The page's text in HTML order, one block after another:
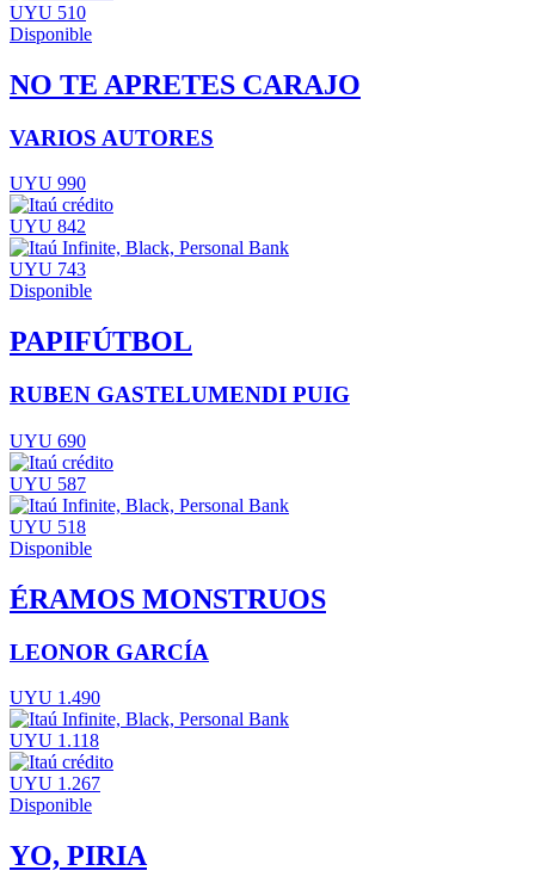
UYU 510
Disponible
NO TE APRETES CARAJO
VARIOS AUTORES
UYU 990
UYU 842
UYU 743
Disponible
PAPIFÚTBOL
RUBEN GASTELUMENDI PUIG
UYU 690
UYU 587
UYU 518
Disponible
ÉRAMOS MONSTRUOS
LEONOR GARCÍA
UYU 1.490
UYU 1.118
UYU 1.267
Disponible
YO, PIRIA